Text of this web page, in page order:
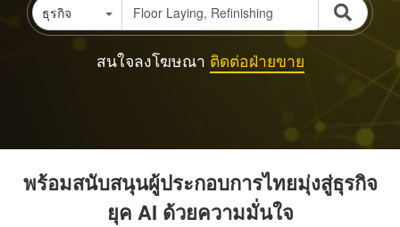
ธุรกิจ
สนใจลงโฆษณา ติดต่อฝ่ายขาย
พร้อมสนับสนุนผู้ประกอบการไทยมุ่งสู่ธุรกิจ
ยุค AI ด้วยความมั่นใจ